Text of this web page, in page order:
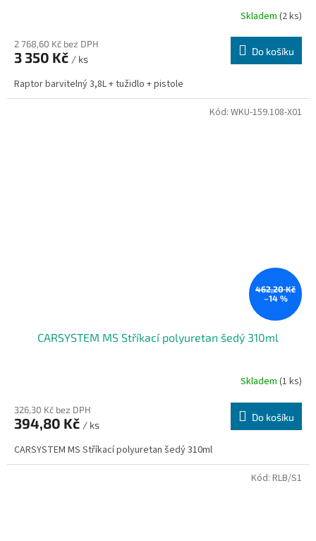
Skladem (2 ks)
2 768,60 Kč bez DPH
3 350 Kč / ks
Do košíku
Raptor barvitelný 3,8L + tužidlo + pistole
462,20 Kč
–14 %
CARSYSTEM MS Stříkací polyuretan šedý 310ml
Skladem (1 ks)
326,30 Kč bez DPH
394,80 Kč / ks
Do košíku
CARSYSTEM MS Stříkací polyuretan šedý 310ml
Kód: WKU-159.108-X01
Kód: RLB/S1